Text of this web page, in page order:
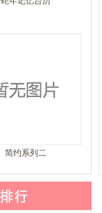
简约系列二